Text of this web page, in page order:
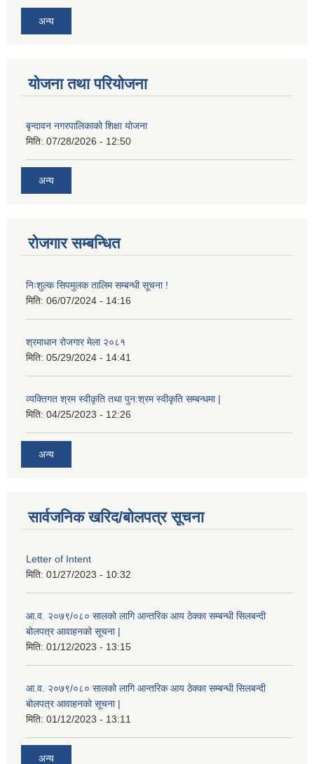
अन्य
योजना तथा परियोजना
बृन्दावन नगरपालिकाको शिक्षा योजना
मिति: 07/28/2026 - 12:50
अन्य
रोजगार सम्बन्धित
निःशुल्क सिपमुलक तालिम सम्बन्धी सूचना !
मिति: 06/07/2024 - 14:16
श्रमाधान रोजगार मेला २०८१
मिति: 05/29/2024 - 14:41
व्यक्तिगत श्रम स्वीकृति तथा पुन:श्रम स्वीकृति सम्बन्धमा |
मिति: 04/25/2023 - 12:26
अन्य
सार्वजनिक खरिद/बोलपत्र सूचना
Letter of Intent
मिति: 01/27/2023 - 10:32
आ.व. २०७९/०८० सालको लागि आन्तरिक आय ठेक्का सम्बन्धी सिलबन्दी
बोलपत्र आवाहनको सूचना |
मिति: 01/12/2023 - 13:15
आ.व. २०७९/०८० सालको लागि आन्तरिक आय ठेक्का सम्बन्धी सिलबन्दी
बोलपत्र आवाहनको सूचना |
मिति: 01/12/2023 - 13:11
अन्य